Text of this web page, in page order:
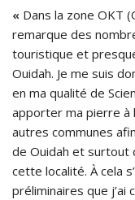
« Dans la zone OKT
remarque des
touristique et
Ouidah. Je me suis
en ma qualité de
apporter ma pierre à
autres communes
de Ouidah et
cette localité. À cela
préliminaires que j’ai